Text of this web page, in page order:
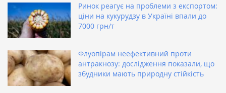
Ринок реагує на проблеми з експортом:
ціни на кукурудзу в Україні впали до
7000 грн/т
Флуопірам неефективний проти
антракнозу: дослідження показали, що
збудники мають природну стійкість